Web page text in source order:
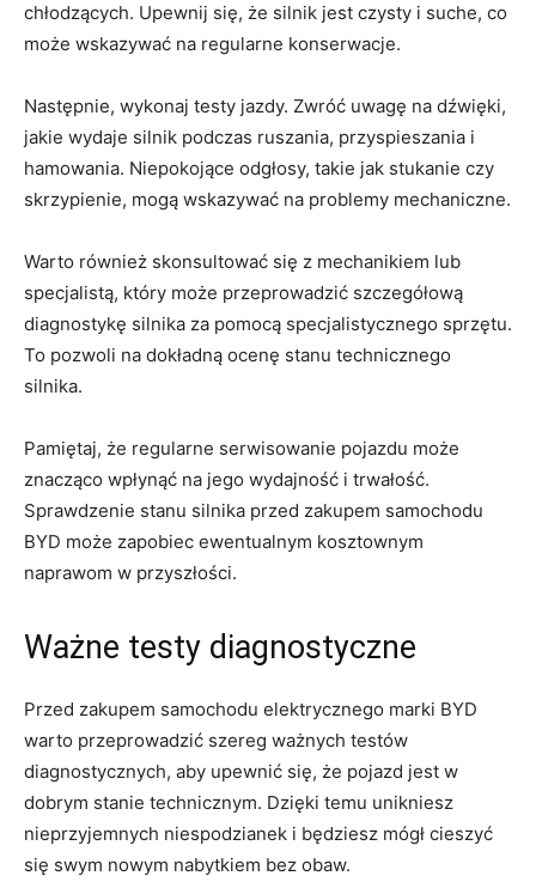
chłodzących. Upewnij się, ‍że silnik‍ jest czysty i suche, co
może⁤ wskazywać na regularne konserwacje.
Następnie, wykonaj testy jazdy. ‍Zwróć uwagę na dźwięki,
jakie wydaje silnik podczas ruszania, przyspieszania i
hamowania. ⁢Niepokojące odgłosy, takie jak stukanie czy
skrzypienie, mogą wskazywać na problemy mechaniczne.
Warto również skonsultować się z​ mechanikiem lub
specjalistą, który ​może przeprowadzić szczegółową
diagnostykę silnika za pomocą specjalistycznego sprzętu.⁣
To pozwoli na⁤ dokładną ocenę stanu technicznego
silnika.
Pamiętaj, że regularne serwisowanie pojazdu może
znacząco wpłynąć na jego wydajność⁣ i trwałość.⁣
Sprawdzenie stanu silnika ⁤przed zakupem samochodu⁤
BYD może⁤ zapobiec ewentualnym kosztownym
naprawom​ w przyszłości.
Ważne testy ⁣diagnostyczne
Przed zakupem samochodu elektrycznego marki​ BYD
warto przeprowadzić szereg ważnych testów
‌diagnostycznych, aby upewnić ‍się, że pojazd jest w
dobrym stanie technicznym. Dzięki ​temu unikniesz
nieprzyjemnych ⁤niespodzianek i będziesz ⁣mógł cieszyć⁢
się swym nowym nabytkiem bez obaw.